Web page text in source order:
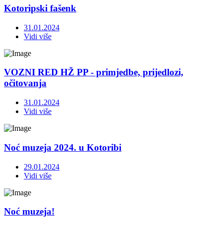
Kotoripski fašenk
31.01.2024
Vidi više
VOZNI RED HŽ PP - primjedbe, prijedlozi,
očitovanja
31.01.2024
Vidi više
Noć muzeja 2024. u Kotoribi
29.01.2024
Vidi više
Noć muzeja!